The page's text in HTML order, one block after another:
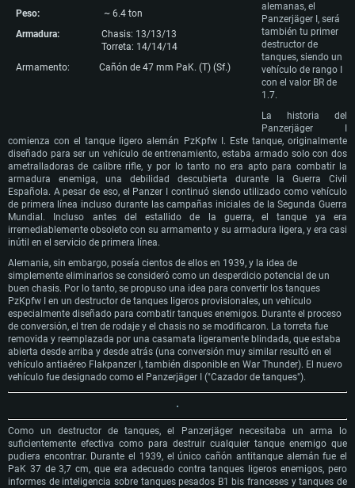
Peso:
~ 6.4 ton
Armadura:
Chasis: 13/13/13
Torreta: 14/14/14
Armamento:
Cañón de 47 mm PaK. (T) (Sf.)
alemanas, el
Panzerjäger I, será
también tu primer
destructor de
tanques, siendo un
vehículo de rango I
con el valor BR de
1.7.
La historia del
Panzerjäger I
comienza con el tanque ligero alemán PzKpfw I. Este tanque, originalmente
diseñado para ser un vehículo de entrenamiento, estaba armado solo con dos
ametralladoras de calibre rifle, y por lo tanto no era apto para combatir la
armadura enemiga, una debilidad descubierta durante la Guerra Civil
Española. A pesar de eso, el Panzer I continuó siendo utilizado como vehículo
de primera línea incluso durante las campañas iniciales de la Segunda Guerra
Mundial. Incluso antes del estallido de la guerra, el tanque ya era
irremediablemente obsoleto con su armamento y su armadura ligera, y era casi
inútil en el servicio de primera línea.
Alemania, sin embargo, poseía cientos de ellos en 1939, y la idea de
simplemente eliminarlos se consideró como un desperdicio potencial de un
buen chasis. Por lo tanto, se propuso una idea para convertir los tanques
PzKpfw I en un destructor de tanques ligeros provisionales, un vehículo
especialmente diseñado para combatir tanques enemigos. Durante el proceso
de conversión, el tren de rodaje y el chasis no se modificaron. La torreta fue
removida y reemplazada por una casamata ligeramente blindada, que estaba
abierta desde arriba y desde atrás (una conversión muy similar resultó en el
vehículo antiaéreo Flakpanzer I, también disponible en War Thunder). El nuevo
vehículo fue designado como el Panzerjäger I ("Cazador de tanques").
Como un destructor de tanques, el Panzerjäger necesitaba un arma lo
suficientemente efectiva como para destruir cualquier tanque enemigo que
pudiera encontrar. Durante el 1939, el único cañón antitanque alemán fue el
PaK 37 de 3,7 cm, que era adecuado contra tanques ligeros enemigos, pero
informes de inteligencia sobre tanques pesados ​​B1 bis franceses y tanques de